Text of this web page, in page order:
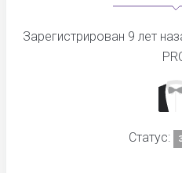
Зарегистрирован 9 лет
Статус: